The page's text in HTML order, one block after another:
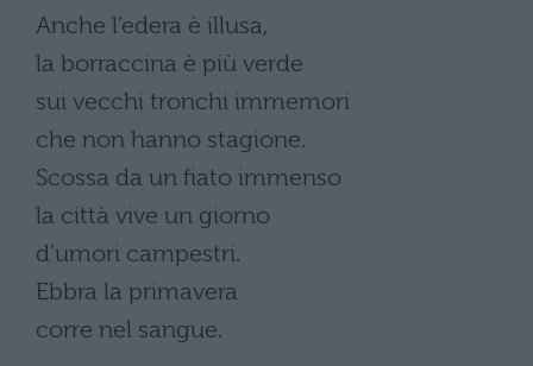
Anche l’edera è illusa,
la borraccina è più verde
sui vecchi tronchi immemori
che non hanno stagione.
Scossa da un fiato immenso
la città vive un giorno
d’umori campestri.
Ebbra la primavera
corre nel sangue.